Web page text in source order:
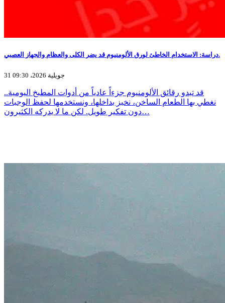
دراسة: الاستخدام الخاطئ لورق الألومنيوم قد يضر الكلى والعظام والجهاز العصبي.
31 جويلية 2026، 09:30
قد تبدو رقائق الألومنيوم جزءاً عادياً من أدوات المطبخ اليومية..
نغطي بها الطعام الساخن، نخبز بداخلها، ونستخدمها لحفظ الوجبات
دون تفكير طويل. لكن ما لا يدركه الكثيرون…